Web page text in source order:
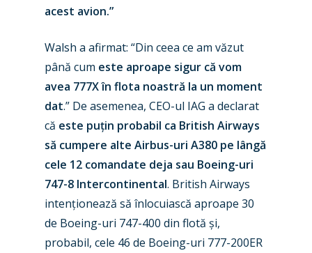
acest avion.”
Walsh a afirmat: “Din ceea ce am văzut
până cum este aproape sigur că vom
avea 777X în flota noastră la un moment
dat.” De asemenea, CEO-ul IAG a declarat
că este puțin probabil ca British Airways
să cumpere alte Airbus-uri A380 pe lângă
cele 12 comandate deja sau Boeing-uri
747-8 Intercontinental. British Airways
intenționează să înlocuiască aproape 30
de Boeing-uri 747-400 din flotă și,
probabil, cele 46 de Boeing-uri 777-200ER